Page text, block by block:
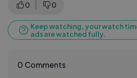
0 0
Keep watching, your watch
ads are watched fully.
0 Comments